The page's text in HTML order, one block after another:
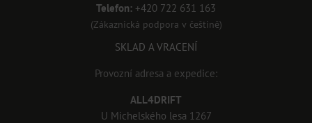
Telefon: +420 722 631 163
(Zákaznická podpora v češtině)
SKLAD A VRACENÍ
Provozní adresa a expedice:
ALL4DRIFT
U Michelského lesa 1267